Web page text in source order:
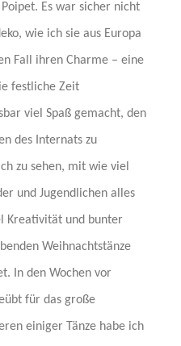
Es war sicher nicht
wie ich sie aus Europa
Fall ihren Charme – eine
festliche Zeit
viel Spaß gemacht, den
des Internats zu
zu sehen, mit wie viel
und Jugendlichen alles
Kreativität und bunter
Weihnachtstänze
In den Wochen vor
für das große
einiger Tänze habe ich